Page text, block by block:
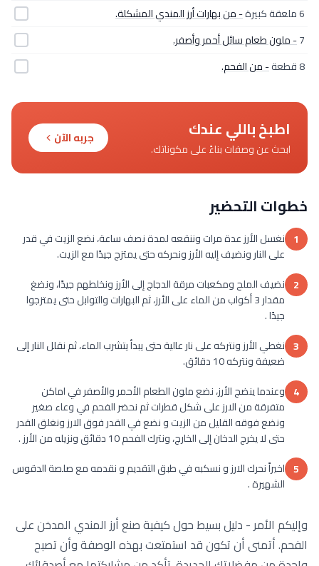
6 ملعقة كبيرة
- من بهارات أرز المندي المشكلة.
7- ملون طعام سائل أحمر وأصفر.
8 قطعة
- من الفحم.
اطبخ باللي عندك
ابحث عن وصفات بناءً على مكوناتك.
جربه الآن
خطوات التحضير
1 نغسل الأرز عدة مرات وننقعه لمدة نصف ساعة، نضع الزيت في قدر
على النار ونضيف إليه الأرز ونحركه حتى يمتزج جيدًا مع الزيت.
2 نضيف الملح ومكعبات مرقة الدجاج إلى الأرز ونخلطهم جيدًا، ونضغ
مقدار 3 أكواب من الماء على الأرز، ثم البهارات والتوابل حتى يمتزجوا
جيدًا .
3 نغطي الأرز ونتركه على نار عالية حتى يبدأ يتشرب الماء، ثم نقلل النار إلى
ضعيفة ونتركه 10 دقائق.
4 وعندما ينضج الأرز، نضع ملون الطعام الأحمر والأصفر في اماكن
متفرقة من الارز على شكل قطرات ثم نحضر الفحم في وعاء صغير
ونضع فوقه القليل من الزيت و نضع في القدر فوق الارز ونغلق القدر
حتى لا يخرج الدخان إلى الخارج، ونترك الفحم 10 دقائق ونزيله من الأرز .
5 اخيراً نحرك الارز و نسكبه في طبق التقديم و نقدمه مع صلصة الدقوس
الشهيرة .
وإليكم الأمر - دليل بسيط حول كيفية صنع أرز المندي المدخن على
الفحم. أتمنى أن تكون قد استمتعت بهذه الوصفة وأن تصبح